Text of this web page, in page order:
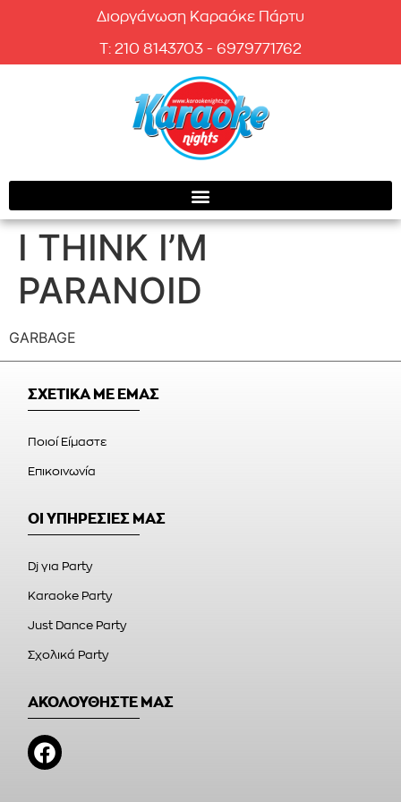
Διοργάνωση Καραόκε Πάρτυ
T: 210 8143703 - 6979771762
I THINK I’M
PARANOID
GARBAGE
ΣΧΕΤΙΚΑ ΜΕ ΕΜΑΣ
Ποιοί Είμαστε
Επικοινωνία
ΟΙ ΥΠΗΡΕΣΙΕΣ ΜΑΣ
Dj για Party
Karaoke Party
Just Dance Party
Σχολικά Party
ΑΚΟΛΟΥΘΗΣΤΕ ΜΑΣ